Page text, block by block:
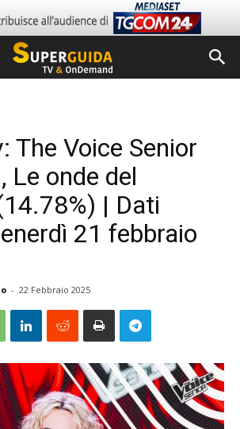
The Voice Senior
Le onde del
| Dati
21 febbraio
- 22 Febbraio 2025